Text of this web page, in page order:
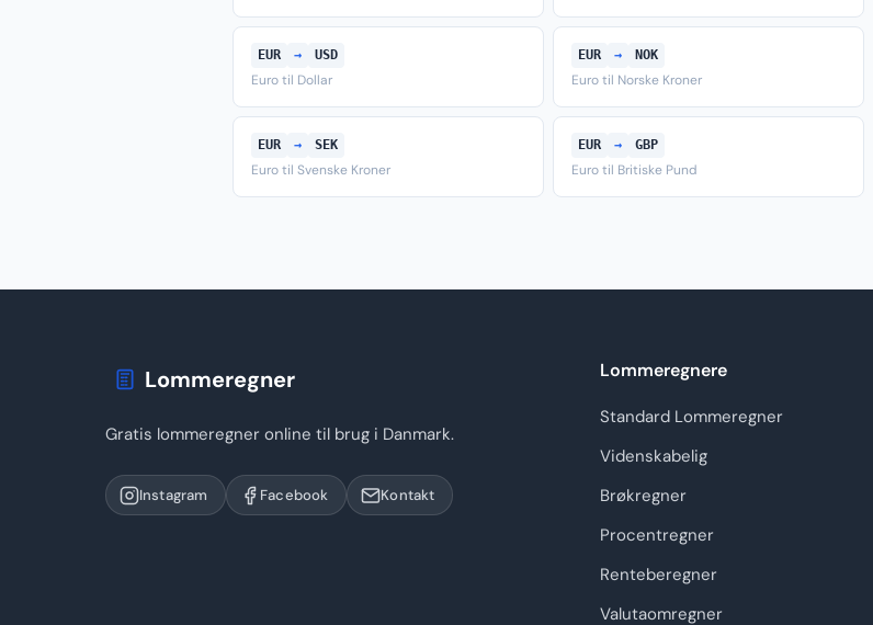
EUR → USD
Euro til Dollar
EUR → NOK
Euro til Norske Kroner
EUR → SEK
Euro til Svenske Kroner
EUR → GBP
Euro til Britiske Pund
Lommeregner
Gratis lommeregner online til brug i Danmark.
Instagram Facebook Kontakt
Lommeregnere
Standard Lommeregner
Videnskabelig
Brøkregner
Procentregner
Renteberegner
Valutaomregner